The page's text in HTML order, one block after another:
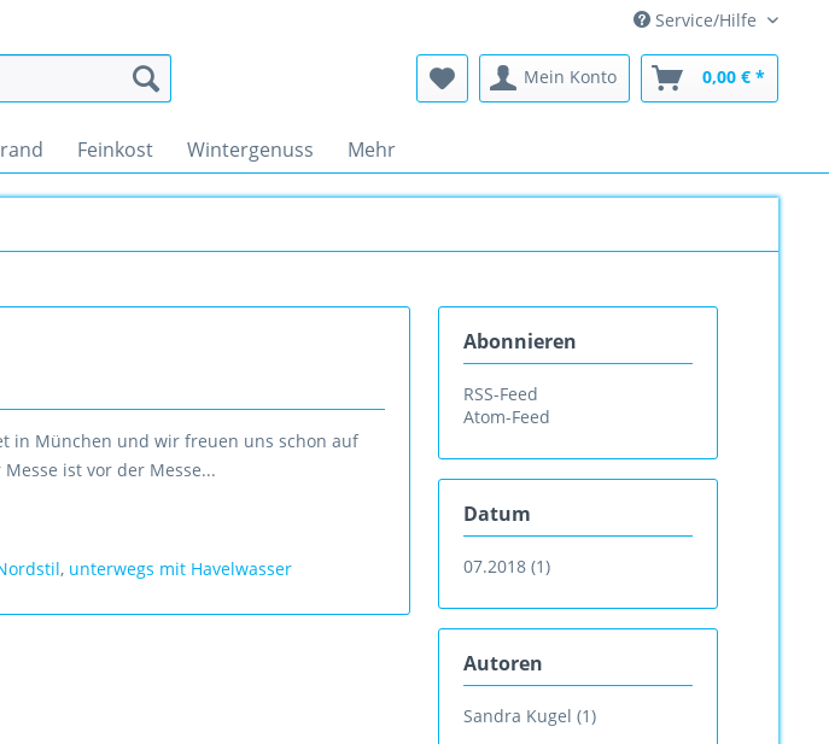
Service/Hilfe
Mein Konto 0,00 € *
Feinkost Wintergenuss Mehr
Abonnieren
RSS-Feed
Atom-Feed
Datum
07.2018 (1)
Autoren
Sandra Kugel (1)
in München und wir freuen uns schon auf
ist vor der Messe...
, unterwegs mit Havelwasser